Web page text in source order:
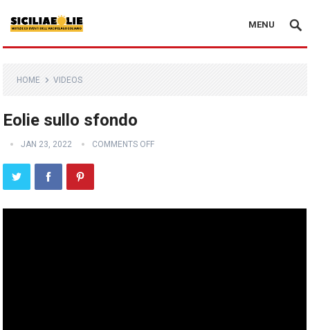
MENU
HOME VIDEOS
Eolie sullo sfondo
JAN 23, 2022 COMMENTS OFF